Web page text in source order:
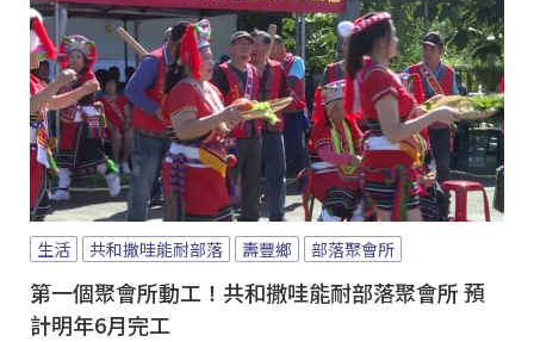
生活 共和撒哇能耐部落 壽豐鄉 部落聚會所
第一個聚會所動工！共和撒哇能耐部落聚會所 預
計明年6月完工